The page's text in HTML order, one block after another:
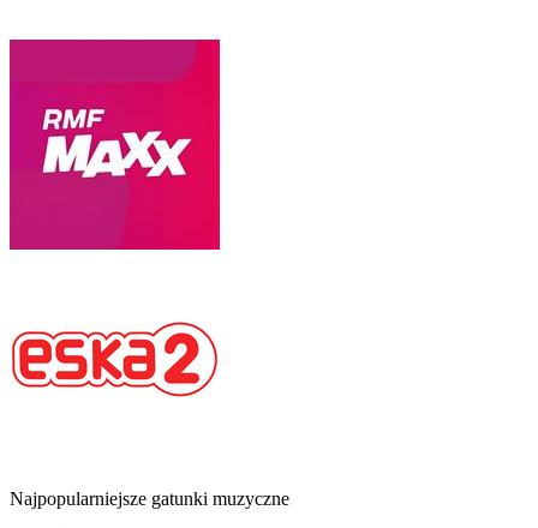
Najpopularniejsze gatunki muzyczne